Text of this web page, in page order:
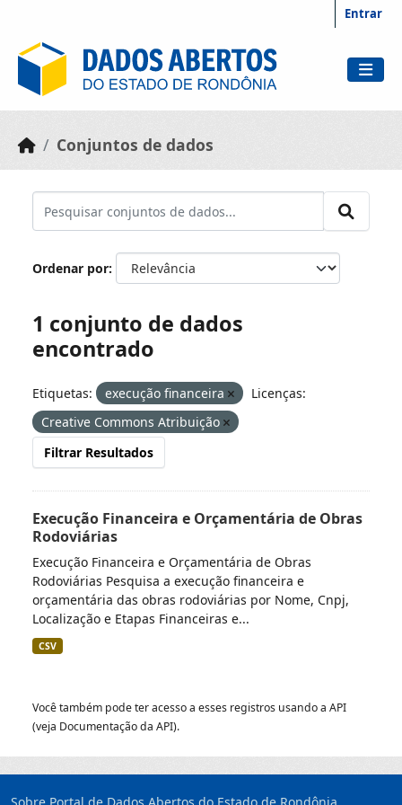
Entrar
Conjuntos de dados
Ordenar por
1 conjunto de dados
encontrado
Etiquetas: execução financeira
Licenças:
Creative Commons Atribuição
Filtrar Resultados
Execução Financeira e Orçamentária de Obras
Rodoviárias
Execução Financeira e Orçamentária de Obras
Rodoviárias Pesquisa a execução financeira e
orçamentária das obras rodoviárias por Nome, Cnpj,
Localização e Etapas Financeiras e...
CSV
Você também pode ter acesso a esses registros usando a API
(veja Documentação da API).